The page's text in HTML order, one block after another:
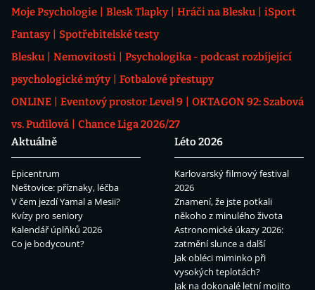
Moje Psychologie Blesk Tlapky Hráči na Blesku
iSport
Fantasy
Spotřebitelské testy
Blesku
Nemovitosti
Psychologika - podcast rozbíjející
psychologické mýty
Fotbalové přestupy
ONLINE
Eventový prostor Level 9
OKTAGON 92: Szabová
vs. Pudilová
Chance Liga 2026/27
Aktuálně
Epicentrum
Neštovice: příznaky, léčba
V čem jezdí Yamal a Mesii?
Kvízy pro seniory
Kalendář úplňků 2026
Co je bodycount?
Léto 2026
Karlovarský filmový festival
2026
Znamení, že jste potkali
někoho z minulého života
Astronomické úkazy 2026:
zatmění slunce a další
Jak obléci miminko při
vysokých teplotách?
Jak na dokonalé letní mojito